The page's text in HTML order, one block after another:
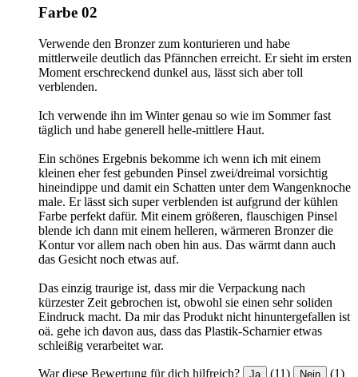
Farbe 02
Verwende den Bronzer zum konturieren und habe
mittlerweile deutlich das Pfännchen erreicht. Er sieht im ersten
Moment erschreckend dunkel aus, lässt sich aber toll
verblenden.
Ich verwende ihn im Winter genau so wie im Sommer fast
täglich und habe generell helle-mittlere Haut.
Ein schönes Ergebnis bekomme ich wenn ich mit einem
kleinen eher fest gebunden Pinsel zwei/dreimal vorsichtig
hineindippe und damit ein Schatten unter dem Wangenknoche
male. Er lässt sich super verblenden ist aufgrund der kühlen
Farbe perfekt dafür. Mit einem größeren, flauschigen Pinsel
blende ich dann mit einem helleren, wärmeren Bronzer die
Kontur vor allem nach oben hin aus. Das wärmt dann auch
das Gesicht noch etwas auf.
Das einzig traurige ist, dass mir die Verpackung nach
kürzester Zeit gebrochen ist, obwohl sie einen sehr soliden
Eindruck macht. Da mir das Produkt nicht hinuntergefallen ist
oä. gehe ich davon aus, dass das Plastik-Scharnier etwas
schleißig verarbeitet war.
War diese Bewertung für dich hilfreich? Ja (11) Nein (1)